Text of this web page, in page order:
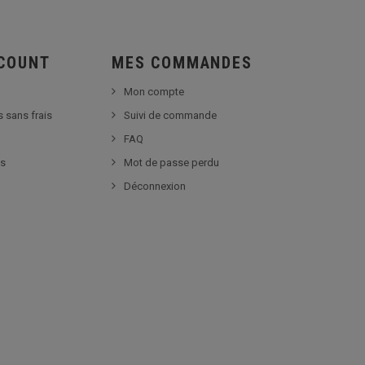
sans frais
MES COMMANDES
Mon compte
Suivi de commande
FAQ
Mot de passe perdu
Déconnexion